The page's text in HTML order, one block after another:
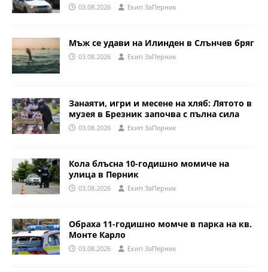
03.08.2026 Eкип ЗаПерник
Мъж се удави на Илинден в Слънчев бряг
03.08.2026 Eкип ЗаПерник
Занаяти, игри и месене на хляб: Лятото в
музея в Брезник започва с пълна сила
03.08.2026 Eкип ЗаПерник
Кола блъсна 10-годишно момиче на
улица в Перник
03.08.2026 Eкип ЗаПерник
Обраха 11-годишно момче в парка на кв.
Монте Карло
03.08.2026 Eкип ЗаПерник